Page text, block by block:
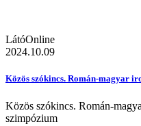
LátóOnline
2024.10.09
Közös szókincs. Román-magyar
Közös szókincs. Román-
szimpózium